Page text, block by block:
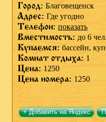
Город: Благовещенск
Адрес: Где угодно
Телефон: показать
Вместимость: до 6 чел.
Купаемся: бассейн,
Комнат отдыха: 1
Цена: 1250
Цена номера: 1250
+ Добавить на Яндекс